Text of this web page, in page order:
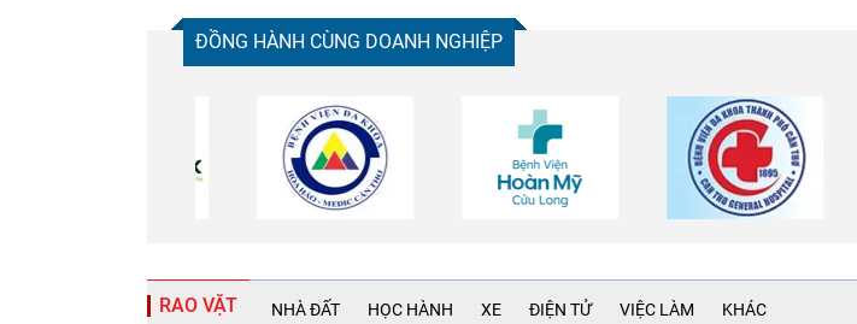
Chia sẻ
ĐỒNG HÀNH CÙNG DOANH NGHIỆP
RAO VẶT NHÀ ĐẤT HỌC HÀNH XE ĐIỆN TỬ VIỆC LÀM KHÁC